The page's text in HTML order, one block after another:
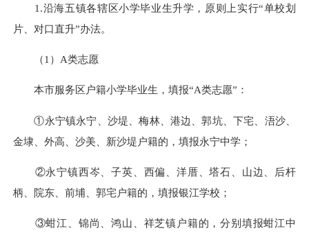
1.沿海五镇各辖区小学毕业生升学，原则上实行“单校划
片、对口直升”办法。
（1）A类志愿
本市服务区户籍小学毕业生，填报“A类志愿”：
①永宁镇永宁、沙堤、梅林、港边、郭坑、下宅、浯沙、
金埭、外高、沙美、新沙堤户籍的，填报永宁中学；
②永宁镇西岑、子英、西偏、洋厝、塔石、山边、后杆
柄、院东、前埔、郭宅户籍的，填报银江学校；
③蚶江、锦尚、鸿山、祥芝镇户籍的，分别填报蚶江中